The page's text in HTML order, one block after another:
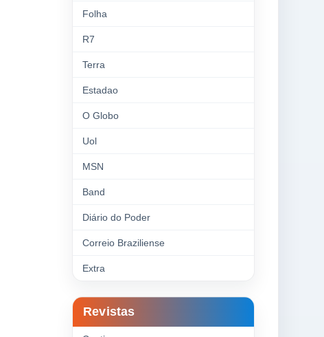
Folha
R7
Terra
Estadao
O Globo
Uol
MSN
Band
Diário do Poder
Correio Braziliense
Extra
Revistas